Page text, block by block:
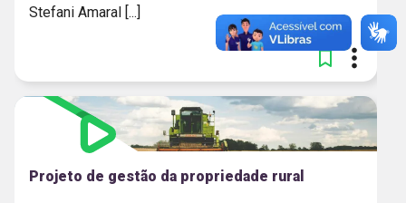
Stefani Amaral [...]
Projeto de gestão da propriedade rural